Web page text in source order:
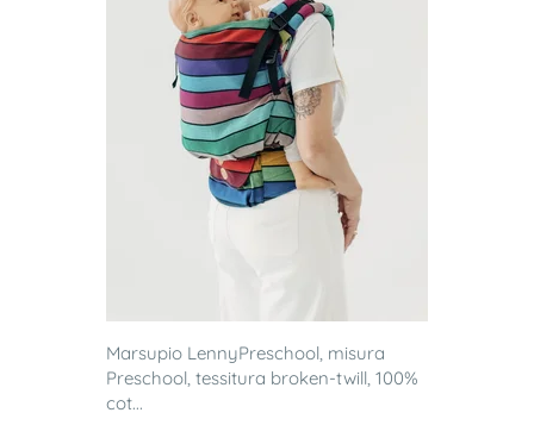
Marsupio LennyPreschool, misura
Preschool, tessitura broken-twill, 100%
cot...